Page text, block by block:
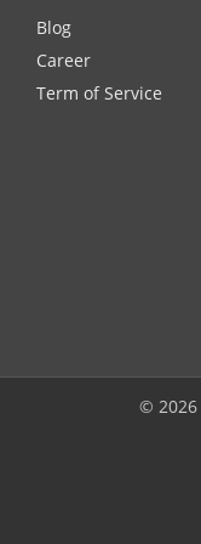
Blog
Career
Term of Service
© 2026